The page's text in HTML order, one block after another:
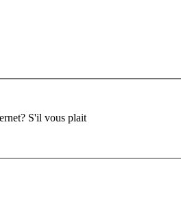
S'il vous plait